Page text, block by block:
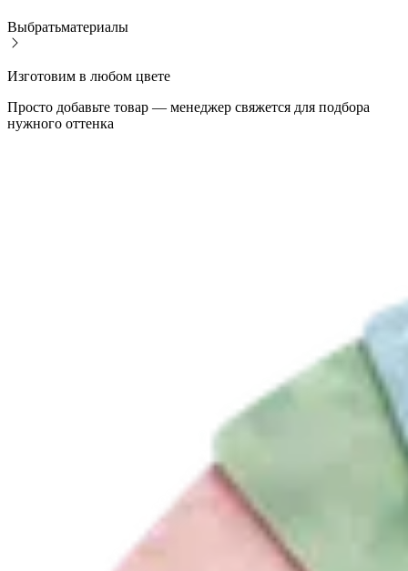
Выбратьматериалы
Изготовим в любом цвете
Просто добавьте товар — менеджер свяжется для подбора
нужного оттенка